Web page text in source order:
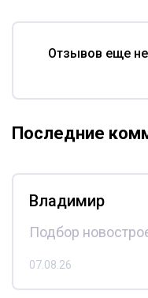
Отзывов еще
Последние
Владимир
Подбор
07.08.26